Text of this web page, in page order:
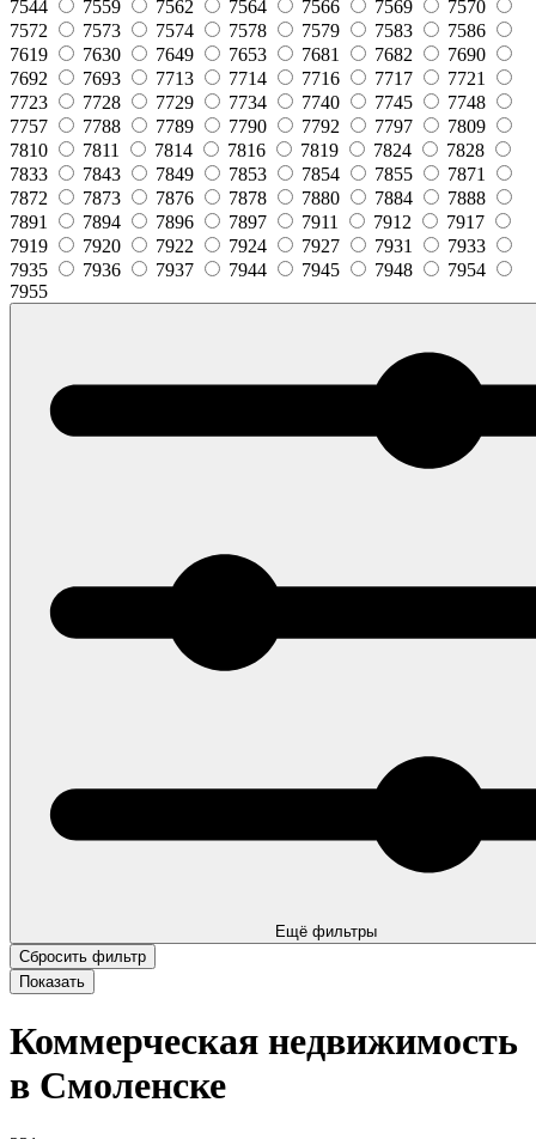
7544
7559 7562 7564 7566 7569
7570
7572
7573 7574 7578 7579 7583
7586
7619
7630 7649 7653 7681 7682
7690
7692
7693 7713 7714 7716 7717
7721
7723
7728 7729 7734 7740 7745
7748
7757
7788 7789 7790 7792 7797
7809
7810
7811 7814 7816 7819 7824
7828
7833
7843 7849 7853 7854 7855
7871
7872
7873 7876 7878 7880 7884
7888
7891
7894 7896 7897 7911 7912
7917
7919
7920 7922 7924 7927 7931
7933
7935
7936 7937 7944 7945 7948
7954
7955
Ещё фильтры
Коммерческая недвижимость
в Смоленске